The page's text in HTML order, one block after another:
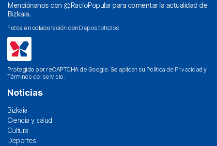
Menciónanos con @RadioPopularpara comentar la actualidad de
Bizkaia.
Fotos en colaboración con Depositphotos
Protegido por reCAPTCHA de Google. Se aplican su Política de Privacidad y
Términos del servicio.
Noticias
Bizkaia
Ciencia y salud
Cultura
Deportes